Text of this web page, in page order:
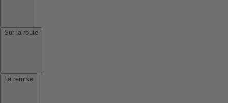
Sur la route
La remise